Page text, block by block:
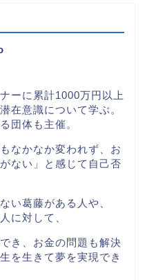
ーに累計1000万円以上
在意識について学ぶ。
団体も主催。
なかなか変われず、お
ない」と感じて自己否
い葛藤がある人や、
に対して、
き、お金の問題も解決
を生きて夢を実現でき